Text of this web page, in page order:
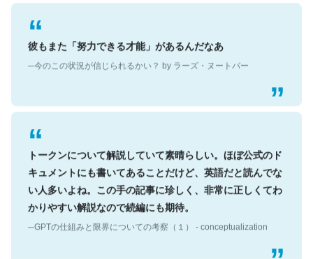
彼もまた「努力できる才能」があるんだなあ
トークンについて解説していて素晴らしい。ほぼ公式のド
キュメントにも書いてあることだけど、英語だと読んでな
い人多いよね。この手の記事に珍しく、非常に正しくてわ
かりやすい解説なので続編にも期待。